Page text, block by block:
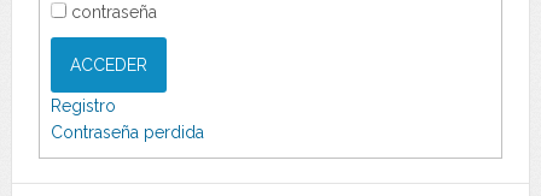
contraseña
ACCEDER
Registro
Contraseña perdida